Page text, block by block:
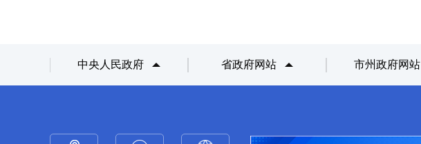
中央人民政府 省政府网站 市州政府网站